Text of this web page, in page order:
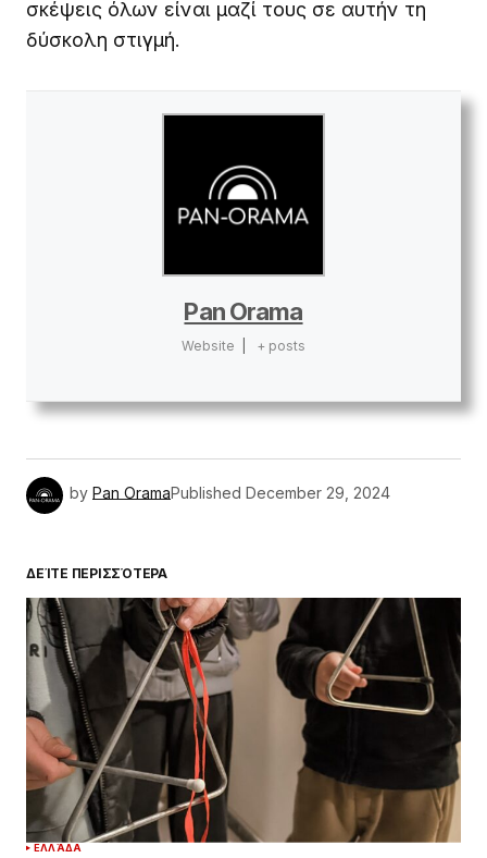
σκέψεις όλων είναι μαζί τους σε αυτήν τη
δύσκολη στιγμή.
Pan Orama
Website + posts
by Pan OramaPublished December 29, 2024
ΔΕΊΤΕ ΠΕΡΙΣΣΌΤΕΡΑ
ΕΛΛΆΔΑ